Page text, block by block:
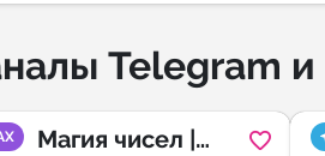
Telegram и
Магия чисел |